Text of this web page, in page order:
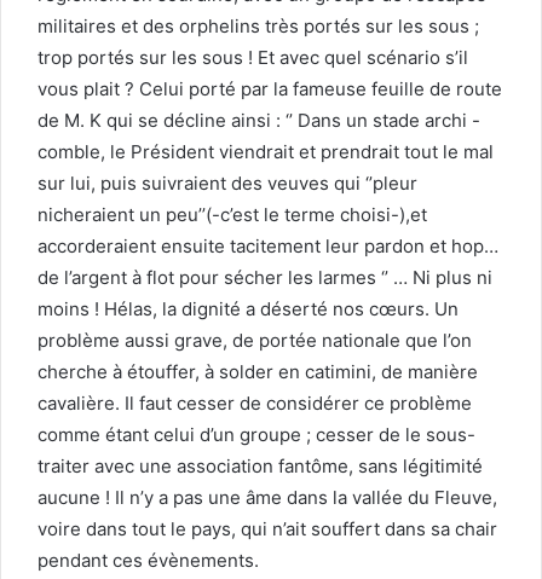
militaires et des orphelins très portés sur les sous ;
trop portés sur les sous ! Et avec quel scénario s’il
vous plait ? Celui porté par la fameuse feuille de route
de M. K qui se décline ainsi : ‘’ Dans un stade archi -
comble, le Président viendrait et prendrait tout le mal
sur lui, puis suivraient des veuves qui ‘’pleur
nicheraient un peu’’(-c’est le terme choisi-),et
accorderaient ensuite tacitement leur pardon et hop…
de l’argent à flot pour sécher les larmes ‘’ … Ni plus ni
moins ! Hélas, la dignité a déserté nos cœurs. Un
problème aussi grave, de portée nationale que l’on
cherche à étouffer, à solder en catimini, de manière
cavalière. Il faut cesser de considérer ce problème
comme étant celui d’un groupe ; cesser de le sous-
traiter avec une association fantôme, sans légitimité
aucune ! Il n’y a pas une âme dans la vallée du Fleuve,
voire dans tout le pays, qui n’ait souffert dans sa chair
pendant ces évènements.